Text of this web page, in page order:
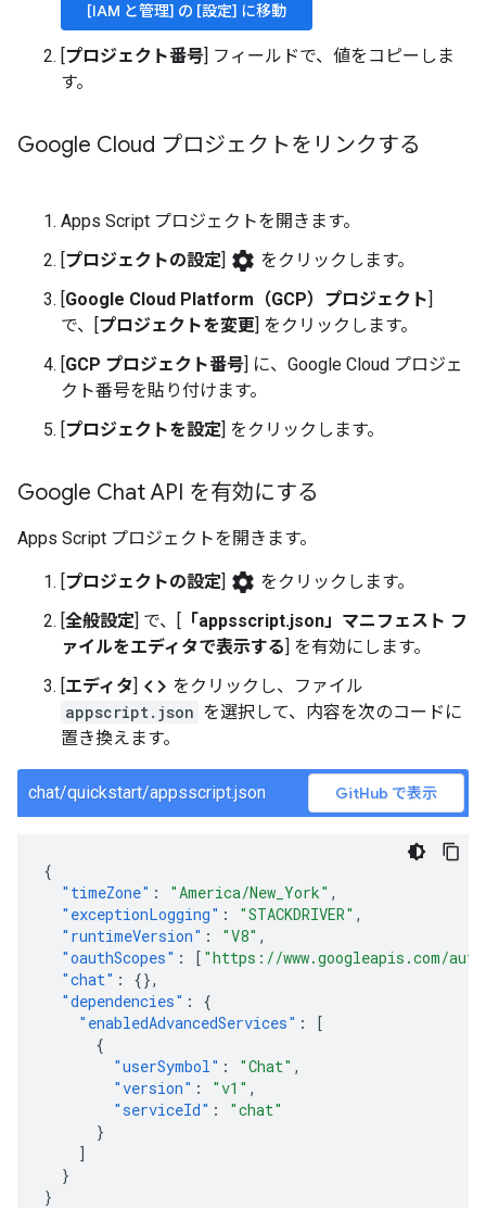
[IAM と管理] の [設定] に移動
[プロジェクト番号] フィールドで、値をコピーしま
す。
Google Cloud プロジェクトをリンクする
Apps Script プロジェクトを開きます。
[プロジェクトの設定] settings をクリックします。
[Google Cloud Platform（GCP）プロジェクト]
で、[プロジェクトを変更] をクリックします。
[GCP プロジェクト番号] に、Google Cloud プロジェ
クト番号を貼り付けます。
[プロジェクトを設定] をクリックします。
Google Chat API を有効にする
Apps Script プロジェクトを開きます。
[プロジェクトの設定] settings をクリックします。
[全般設定] で、[ 「appsscript.json」マニフェスト フ
ァイルをエディタで表示する] を有効にします。
[エディタ] code をクリックし、ファイル
appscript.json を選択して、内容を次のコードに
置き換えます。
chat/quickstart/appsscript.json GitHub で表示
{
"timeZone" : "America/New_York" ,
"exceptionLogging" : "STACKDRIVER" ,
"runtimeVersion" : "V8" ,
"oauthScopes" : [ "https://www.googleapis.com/
"chat" :
{},
"dependencies" :
{
"enabledAdvancedServices" :
[
{
"userSymbol" : "Chat" ,
"version" : "v1" ,
"serviceId" :
"chat"
}
]
}
}